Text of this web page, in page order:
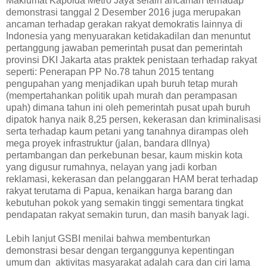
demonstrasi tanggal 2 Desember 2016 juga merupakan
ancaman terhadap gerakan rakyat demokratis lainnya di
Indonesia yang menyuarakan ketidakadilan dan menuntut
pertanggung jawaban pemerintah pusat dan pemerintah
provinsi DKI Jakarta atas praktek penistaan terhadap rakyat
seperti: Penerapan PP No.78 tahun 2015 tentang
pengupahan yang menjadikan upah buruh tetap murah
(mempertahankan politik upah murah dan perampasan
upah) dimana tahun ini oleh pemerintah pusat upah buruh
dipatok hanya naik 8,25 persen, kekerasan dan kriminalisasi
serta terhadap kaum petani yang tanahnya dirampas oleh
mega proyek infrastruktur (jalan, bandara dllnya)
pertambangan dan perkebunan besar, kaum miskin kota
yang digusur rumahnya, nelayan yang jadi korban
reklamasi, kekerasan dan pelanggaran HAM berat terhadap
rakyat terutama di Papua, kenaikan harga barang dan
kebutuhan pokok yang semakin tinggi sementara tingkat
pendapatan rakyat semakin turun, dan masih banyak lagi.
Lebih lanjut GSBI menilai bahwa membenturkan
demonstrasi besar dengan terganggunya kepentingan
umum dan aktivitas masyarakat adalah cara dan ciri lama